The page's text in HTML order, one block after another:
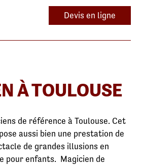
Devis en ligne
À TOULOUSE
de référence à Toulouse. Cet
aussi bien une prestation de
de grandes illusions en
pour enfants. Magicien de